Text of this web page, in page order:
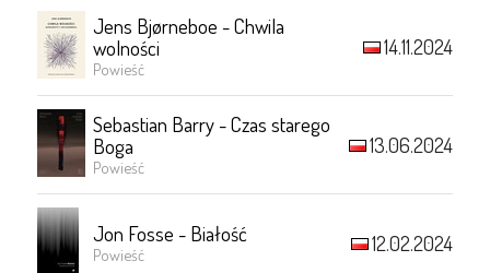
Jens Bjørneboe - Chwila
wolności
Powieść
14.11.2024
Sebastian Barry - Czas starego
Boga
Powieść
13.06.2024
Jon Fosse - Białość
Powieść 12.02.2024